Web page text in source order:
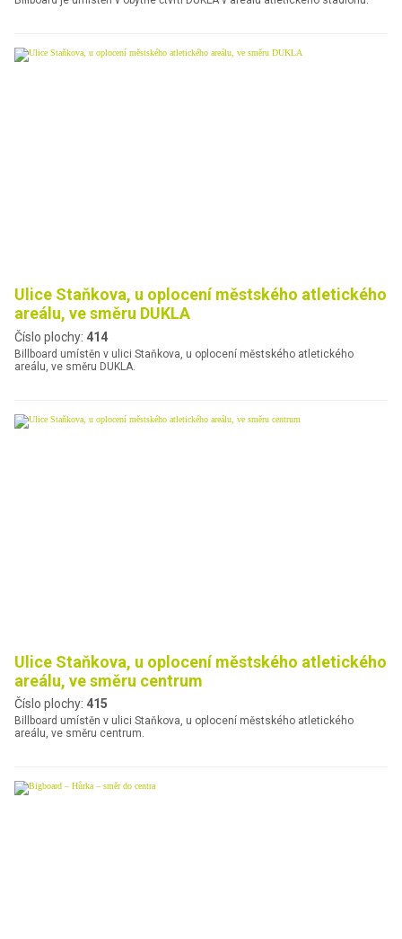
Ulice Staňkova, u oplocení městského atletického
areálu, ve směru DUKLA
Číslo plochy: 414
Billboard umístěn v ulici Staňkova, u oplocení městského atletického
areálu, ve směru DUKLA.
Ulice Staňkova, u oplocení městského atletického
areálu, ve směru centrum
Číslo plochy: 415
Billboard umístěn v ulici Staňkova, u oplocení městského atletického
areálu, ve směru centrum.